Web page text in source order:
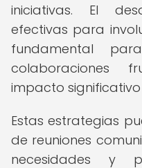
iniciativas. El
efectivas para
fundamental
colaboraciones
impacto significativo
Estas estrategias
de reuniones
necesidades y